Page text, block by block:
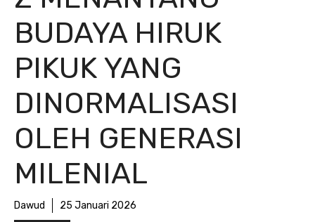
BUDAYA HIRUK
PIKUK YANG
DINORMALISASI
OLEH GENERASI
MILENIAL
Dawud 25 Januari 2026